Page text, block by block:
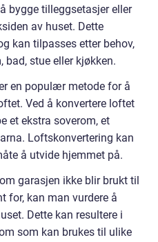
bygge tilleggsetasjer eller
av huset. Dette
kan tilpasses etter behov,
bad, stue eller kjøkken.
en populær metode for å
Ved å konvertere loftet
et ekstra soverom, et
Loftskonvertering kan
å utvide hjemmet på.
garasjen ikke blir brukt til
for, kan man vurdere å
Dette kan resultere i
som kan brukes til ulike